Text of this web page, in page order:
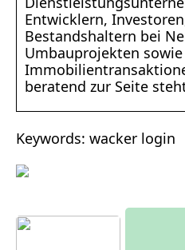
Entwicklern,
Bestandshaltern bei
Umbauprojekten
beratend zur Seite
Keywords: wacker login